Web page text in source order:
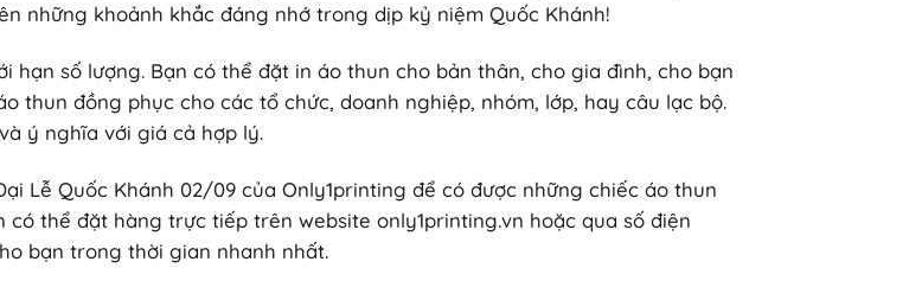
những khoảnh khắc đáng nhớ trong dịp kỷ niệm Quốc Khánh!
hạn số lượng. Bạn có thể đặt in áo thun cho bản thân, cho gia đình, cho bạn
thun đồng phục cho các tổ chức, doanh nghiệp, nhóm, lớp, hay câu lạc bộ.
ý nghĩa với giá cả hợp lý.
Lễ Quốc Khánh 02/09 của Only1printing để có được những chiếc áo thun
thể đặt hàng trực tiếp trên website only1printing.vn hoặc qua số điện
bạn trong thời gian nhanh nhất.